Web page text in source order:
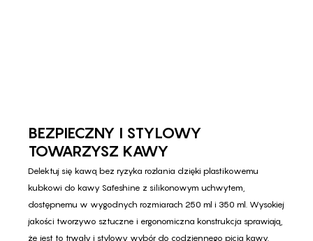
BEZPIECZNY I STYLOWY
TOWARZYSZ KAWY
Delektuj się kawą bez ryzyka rozlania dzięki plastikowemu
kubkowi do kawy Safeshine z silikonowym uchwytem, ​​
dostępnemu w wygodnych rozmiarach 250 ml i 350 ml. Wysokiej
jakości tworzywo sztuczne i ergonomiczna konstrukcja sprawiają,
że jest to trwały i stylowy wybór do codziennego picia kawy.